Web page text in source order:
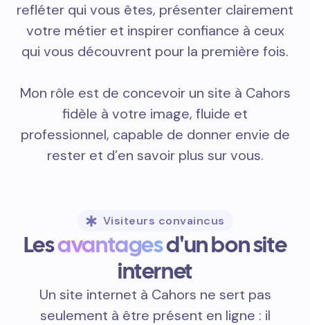
refléter qui vous êtes, présenter clairement
votre métier et inspirer confiance à ceux
qui vous découvrent pour la première fois.
Mon rôle est de concevoir un site à Cahors
fidèle à votre image, fluide et
professionnel, capable de donner envie de
rester et d’en savoir plus sur vous.
Visiteurs convaincus
Lesavantagesd'un bon site
internet
Un site internet à Cahors ne sert pas
seulement à être présent en ligne : il